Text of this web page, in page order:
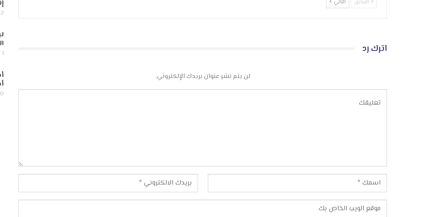
السابق التالي
اترك رد
لن يتم نشر عنوان بريدك الإلكتروني.
2 أغسطس, 2026
1 أغسطس, 2026
30